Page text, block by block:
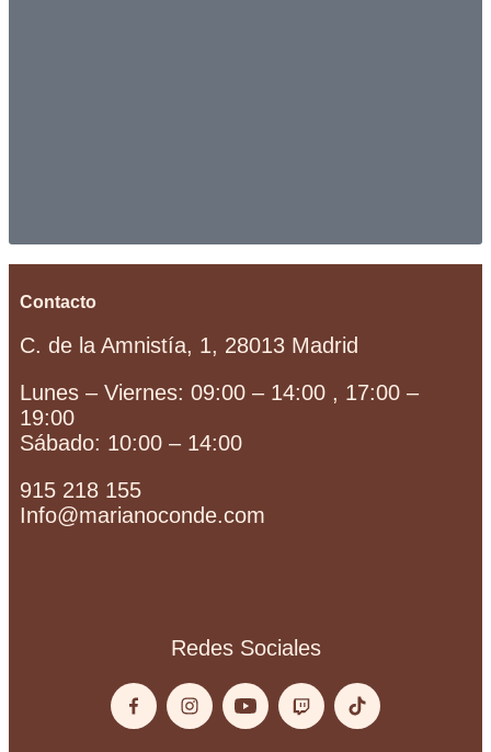
Contacto
C. de la Amnistía, 1, 28013 Madrid
Lunes – Viernes: 09:00 – 14:00 , 17:00 –
19:00
Sábado: 10:00 – 14:00
915 218 155
Info@marianoconde.com
Redes Sociales